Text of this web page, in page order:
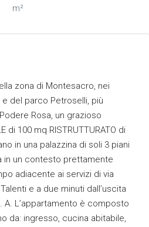
m²
zona di Montesacro, nei
del parco Petroselli, più
Rosa, un grazioso
di 100 mq RISTRUTTURATO di
in una palazzina di soli 3 piani
in un contesto prettamente
adiacente ai servizi di via
e a due minuti dall’uscita
A. L’appartamento è composto
da: ingresso, cucina abitabile,